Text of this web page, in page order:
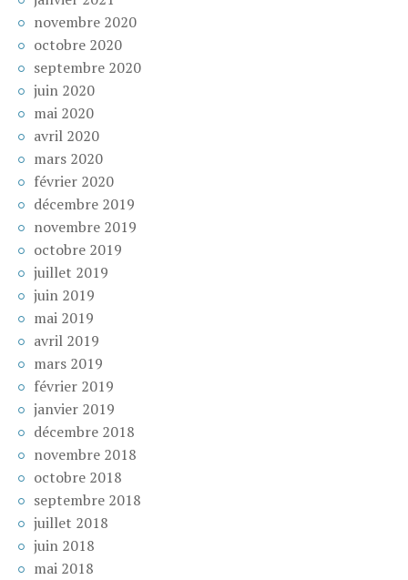
novembre 2020
octobre 2020
septembre 2020
juin 2020
mai 2020
avril 2020
mars 2020
février 2020
décembre 2019
novembre 2019
octobre 2019
juillet 2019
juin 2019
mai 2019
avril 2019
mars 2019
février 2019
janvier 2019
décembre 2018
novembre 2018
octobre 2018
septembre 2018
juillet 2018
juin 2018
mai 2018